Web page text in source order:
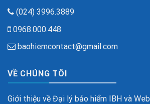
(024) 3996.3889
0968.000.448
baohiemcontact@gmail.com
VỀ CHÚNG TÔI
Giới thiệu về Đại lý bảo hiểm IBH và